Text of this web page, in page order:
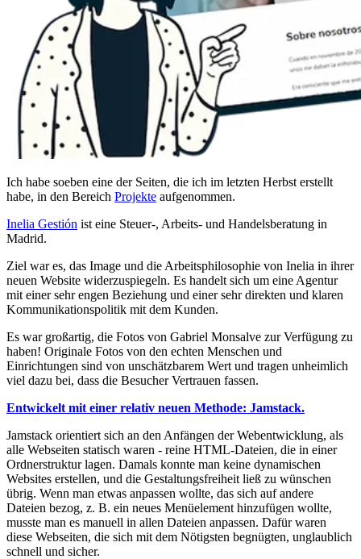
Ich habe soeben eine der Seiten, die ich im letzten Herbst erstellt
habe, in den Bereich Projekte aufgenommen.
Inelia Gestión ist eine Steuer-, Arbeits- und Handelsberatung in
Madrid.
Ziel war es, das Image und die Arbeitsphilosophie von Inelia in ihrer
neuen Website widerzuspiegeln. Es handelt sich um eine Agentur
mit einer sehr engen Beziehung und einer sehr direkten und klaren
Kommunikationspolitik mit dem Kunden.
Es war großartig, die Fotos von Gabriel Monsalve zur Verfügung zu
haben! Originale Fotos von den echten Menschen und
Einrichtungen sind von unschätzbarem Wert und tragen unheimlich
viel dazu bei, dass die Besucher Vertrauen fassen.
Entwickelt mit einer relativ neuen Methode: Jamstack.
Jamstack orientiert sich an den Anfängen der Webentwicklung, als
alle Webseiten statisch waren - reine HTML-Dateien, die in einer
Ordnerstruktur lagen. Damals konnte man keine dynamischen
Websites erstellen, und die Gestaltungsfreiheit ließ zu wünschen
übrig. Wenn man etwas anpassen wollte, das sich auf andere
Dateien bezog, z. B. ein neues Menüelement hinzufügen wollte,
musste man es manuell in allen Dateien anpassen. Dafür waren
diese Webseiten, die sich mit dem Nötigsten begnügten, unglaublich
schnell und sicher.